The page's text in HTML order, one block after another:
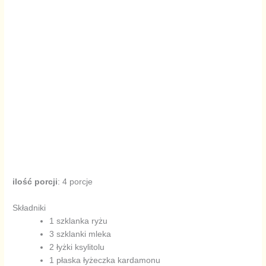
ilość porcji: 4 porcje
Składniki
1 szklanka ryżu
3 szklanki mleka
2 łyżki ksylitolu
1 płaska łyżeczka kardamonu